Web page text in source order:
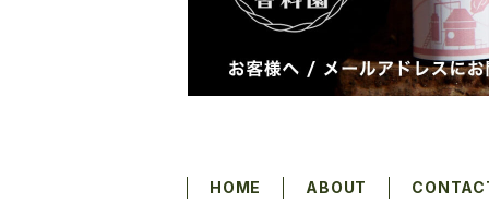
HOME ABOUT